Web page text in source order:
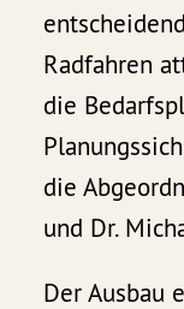
Radfahren
die
die
und Dr.
Der Ausbau